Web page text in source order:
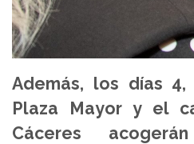
Además, los días
Plaza Mayor y el
Cáceres